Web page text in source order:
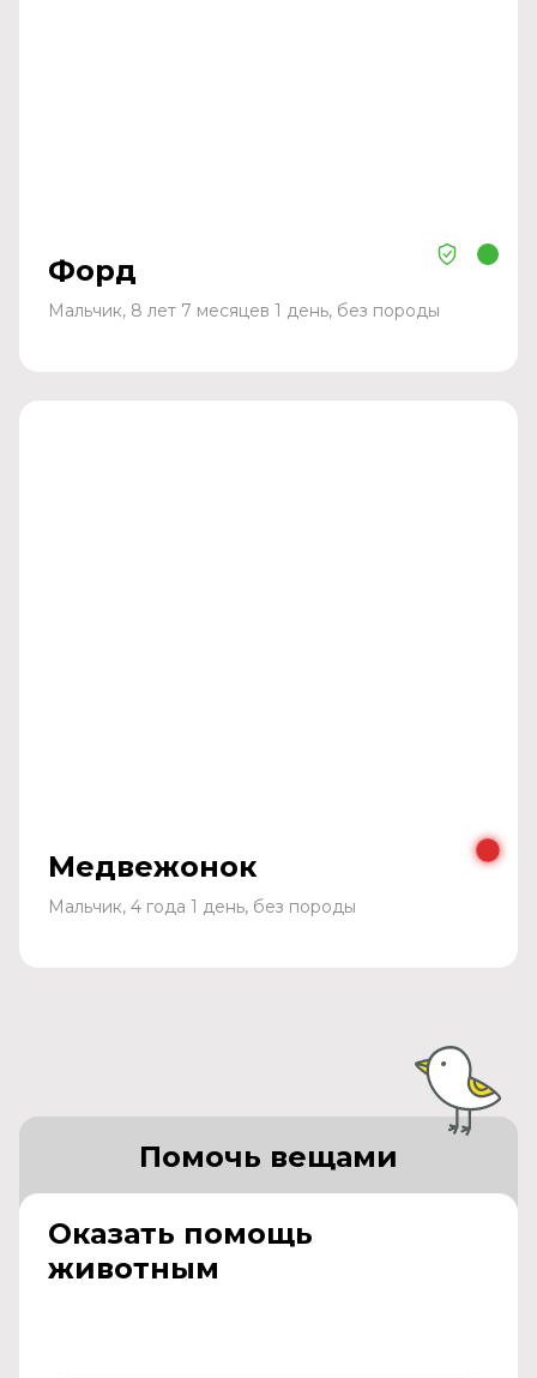
Форд
Мальчик, 8 лет 7 месяцев 1 день, без породы
Медвежонок
Мальчик, 4 года 1 день, без породы
Оказать помощь
животным
Помочь вещами